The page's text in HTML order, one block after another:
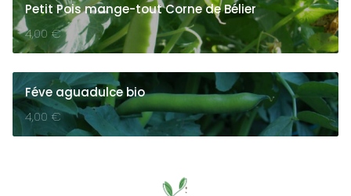
Petit Pois mange-tout Corne de Bélier
4,00 €
Féve aguadulce bio
4,00 €